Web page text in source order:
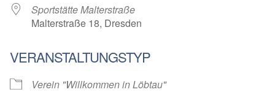
Sportstätte Malterstraße
Malterstraße 18, Dresden
VERANSTALTUNGSTYP
Verein "Willkommen in Löbtau"